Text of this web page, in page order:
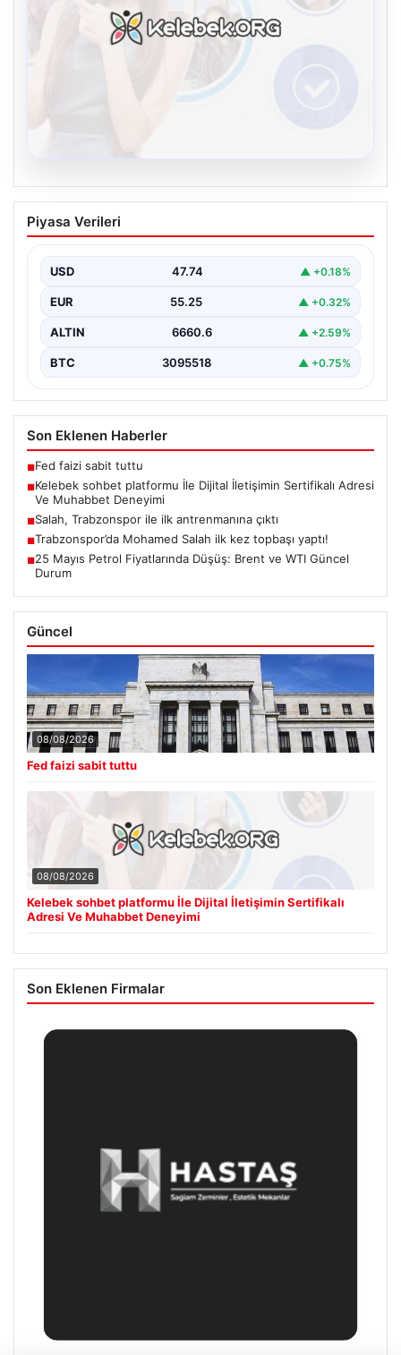
08.08.2026
Kelebek sohbet platformu İle Dijital
İletişimin Sertifikalı Adresi Ve
Dijital ortamında insanların kaliteli bir tarzda iletişim
Piyasa Verileri
USD 47.74 ▲ +0.18%
EUR 55.25 ▲ +0.32%
ALTIN 6660.6 ▲ +2.59%
BTC 3095518 ▲ +0.75%
Son Eklenen Haberler
■Fed faizi sabit tuttu
■Kelebek sohbet platformu İle Dijital İletişimin Sertifikalı Adresi
Ve Muhabbet Deneyimi
■Salah, Trabzonspor ile ilk antrenmanına çıktı
■Trabzonspor’da Mohamed Salah ilk kez topbaşı yaptı!
■25 Mayıs Petrol Fiyatlarında Düşüş: Brent ve WTI Güncel
Durum
Güncel
08/08/2026
Fed faizi sabit tuttu
08/08/2026
Kelebek sohbet platformu İle Dijital İletişimin Sertifikalı
Adresi Ve Muhabbet Deneyimi
Son Eklenen Firmalar